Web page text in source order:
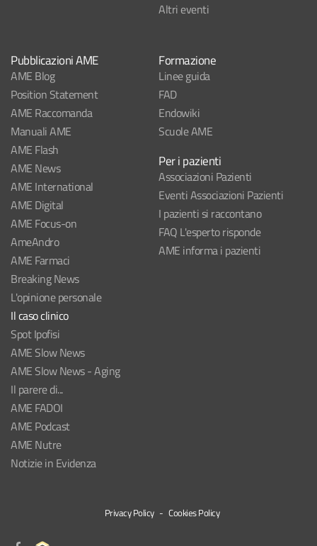
Altri eventi
Pubblicazioni AME
AME Blog
Position Statement
AME Raccomanda
Manuali AME
AME Flash
AME News
AME International
AME Digital
AME Focus-on
AmeAndro
AME Farmaci
Breaking News
L'opinione personale
Il caso clinico
Spot Ipofisi
AME Slow News
AME Slow News - Aging
Il parere di...
AME FADOI
AME Podcast
AME Nutre
Notizie in Evidenza
Formazione
Linee guida
FAD
Endowiki
Scuole AME
Per i pazienti
Associazioni Pazienti
Eventi Associazioni Pazienti
I pazienti si raccontano
FAQ L'esperto risponde
AME informa i pazienti
Privacy Policy-Cookies Policy